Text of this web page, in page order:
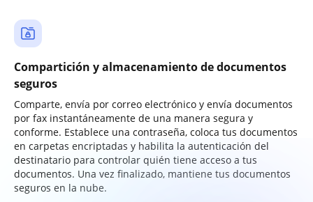
Compartición y almacenamiento de documentos
seguros
Comparte, envía por correo electrónico y envía documentos
por fax instantáneamente de una manera segura y
conforme. Establece una contraseña, coloca tus documentos
en carpetas encriptadas y habilita la autenticación del
destinatario para controlar quién tiene acceso a tus
documentos. Una vez finalizado, mantiene tus documentos
seguros en la nube.